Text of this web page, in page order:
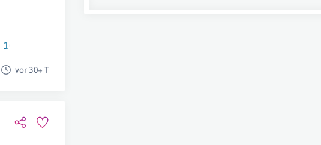
1020 Wien
vor 30+ T